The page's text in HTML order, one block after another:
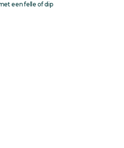
een felle of dip